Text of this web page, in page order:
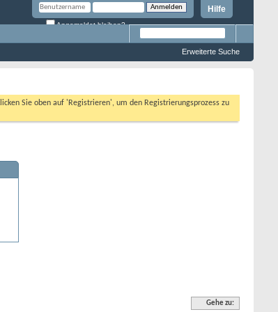
Hilfe
Angemeldet bleiben?
Erweiterte Suche
Sie oben auf 'Registrieren', um den Registrierungsprozess zu
Gehe zu: